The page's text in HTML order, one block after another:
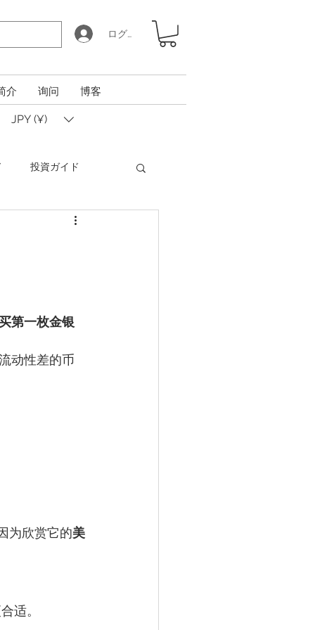
ログイン
介 询问 博客
JPY (¥)
投資ガイド
Coin Calculator Q&A
第一枚金银
动性差的币
为欣赏它的美
适。